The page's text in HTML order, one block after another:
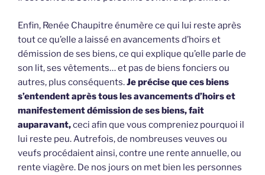
Enfin, Renée Chaupitre énumère ce qui lui reste après
tout ce qu’elle a laissé en avancements d’hoirs et
démission de ses biens, ce qui explique qu’elle parle de
son lit, ses vêtements… et pas de biens fonciers ou
autres, plus conséquents.Je précise que ces biens
s’entendent après tous les avancements d’hoirs et
manifestement démission de ses biens, fait
auparavant,ceci afin que vous compreniez pourquoi il
lui reste peu. Autrefois, de nombreuses veuves ou
veufs procédaient ainsi, contre une rente annuelle, ou
rente viagère. De nos jours on met bien les personnes